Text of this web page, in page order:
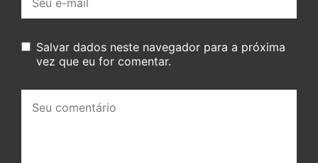
mail:
Salvar dados neste navegador para a próxima
vez que eu for comentar.
comentário: